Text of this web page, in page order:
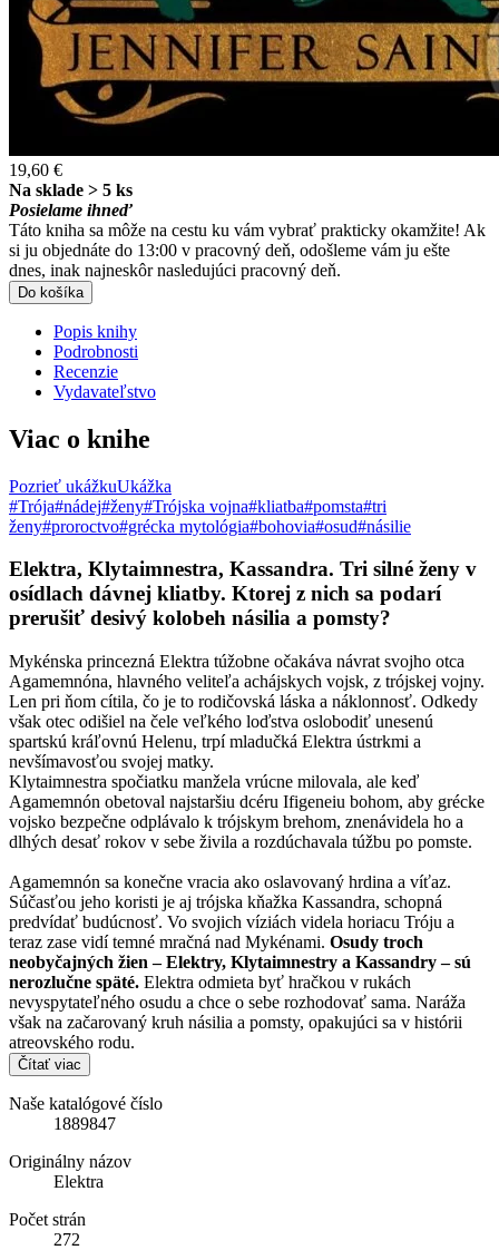
19,60 €
Na sklade > 5 ks
Posielame ihneď
Táto kniha sa môže na cestu ku vám vybrať prakticky okamžite! Ak
si ju objednáte do 13:00 v pracovný deň, odošleme vám ju ešte
dnes, inak najneskôr nasledujúci pracovný deň.
Do košíka
Popis knihy
Podrobnosti
Recenzie
Vydavateľstvo
Viac o knihe
Pozrieť ukážkuUkážka
#Trója#nádej#ženy#Trójska vojna#kliatba#pomsta#tri
ženy#proroctvo#grécka mytológia#bohovia#osud#násilie
Elektra, Klytaimnestra, Kassandra. Tri silné ženy v
osídlach dávnej kliatby. Ktorej z nich sa podarí
prerušiť desivý kolobeh násilia a pomsty?
Mykénska princezná Elektra túžobne očakáva návrat svojho otca
Agamemnóna, hlavného veliteľa achájskych vojsk, z trójskej vojny.
Len pri ňom cítila, čo je to rodičovská láska a náklonnosť. Odkedy
však otec odišiel na čele veľkého loďstva oslobodiť unesenú
spartskú kráľovnú Helenu, trpí mladučká Elektra ústrkmi a
nevšímavosťou svojej matky.
Klytaimnestra spočiatku manžela vrúcne milovala, ale keď
Agamemnón obetoval najstaršiu dcéru Ifigeneiu bohom, aby grécke
vojsko bezpečne odplávalo k trójskym brehom, znenávidela ho a
dlhých desať rokov v sebe živila a rozdúchavala túžbu po pomste.
Agamemnón sa konečne vracia ako oslavovaný hrdina a víťaz.
Súčasťou jeho koristi je aj trójska kňažka Kassandra, schopná
predvídať budúcnosť. Vo svojich víziách videla horiacu Tróju a
teraz zase vidí temné mračná nad Mykénami. Osudy troch
neobyčajných žien – Elektry, Klytaimnestry a Kassandry – sú
nerozlučne späté. Elektra odmieta byť hračkou v rukách
nevyspytateľného osudu a chce o sebe rozhodovať sama. Naráža
však na začarovaný kruh násilia a pomsty, opakujúci sa v histórii
atreovského rodu.
Čítať viac
Naše katalógové číslo
1889847
Originálny názov
Elektra
Počet strán
272